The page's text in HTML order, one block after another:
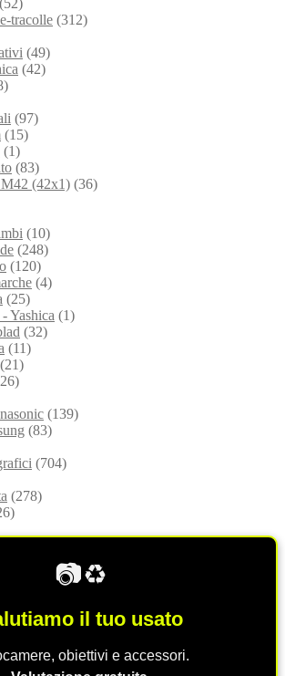
tracolle (312)
(49)
(42)
(97)
(15)
(1)
(83)
(42x1) (36)
(10)
(248)
(120)
(4)
(25)
Yashica (1)
(32)
(11)
(21)
(139)
(83)
(704)
(278)
📷♻️
il tuo usato
obiettivi e accessori.